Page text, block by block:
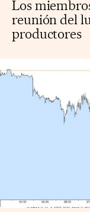
Los
reunión del
productores